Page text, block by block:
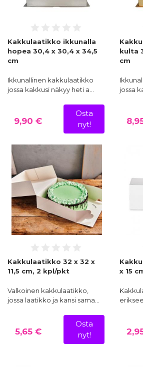
Kakkulaatikko ikkunalla
hopea 30,4 x 30,4 x 34,5
cm
Ikkunallinen kakkulaatikko
jossa kakkusi näkyy heti a…
9,90 €
Osta
nyt!
kulta
cm
jossa
Kakkulaatikko 32 x 32 x
11,5 cm, 2 kpl/pkt
Valkoinen kakkulaatikko,
jossa laatikko ja kansi sama…
5,65 €
Osta
nyt!
x 15